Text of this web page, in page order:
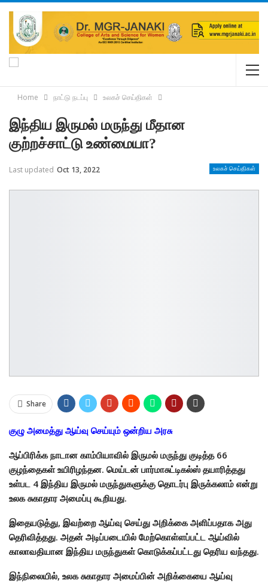
Home நாட்டு நடப்பு உலகச் செய்திகள்
இந்திய இருமல் மருந்து மீதான
குற்றச்சாட்டு உண்மையா?
உலகச் செய்திகள்
Last updated Oct 13, 2022
Share
குழு அமைத்து ஆய்வு செய்யும் ஒன்றிய அரசு
ஆப்பிரிக்க நாடான காம்பியாவில் இருமல் மருந்து குடித்த 66
குழந்தைகள் உயிரிழந்தன. மெய்டன் பார்மாசுட்டிகல்ஸ் தயாரித்தது
உள்பட 4 இந்திய இருமல் மருந்துகளுக்கு தொடர்பு இருக்கலாம் என்று
உலக சுகாதார அமைப்பு கூறியது.
இதையடுத்து, இவற்றை ஆய்வு செய்து அறிக்கை அளிப்பதாக அது
தெரிவித்தது. அதன் அடிப்படையில் மேற்கொள்ளப்பட்ட ஆய்வில்
காலாவதியான இந்திய மருந்துகள் கொடுக்கப்பட்டது தெரிய வந்தது.
இந்நிலையில், உலக சுகாதார அமைப்பின் அறிக்கையை ஆய்வு